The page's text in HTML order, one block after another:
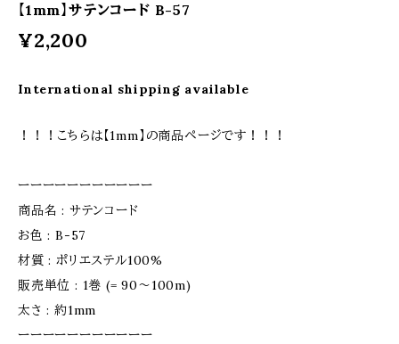
【1mm】サテンコード B-57
¥2,200
International shipping available
！！！こちらは【1mm】の商品ページです！！！
ーーーーーーーーーーー
商品名 : サテンコード
お色 : B-57
材質 : ポリエステル100%
販売単位 : 1巻 (= 90〜100m)
太さ : 約1mm
ーーーーーーーーーーー